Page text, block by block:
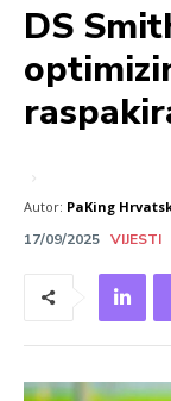
DS
Autor: PaKing
17/09/2025 VIJESTI